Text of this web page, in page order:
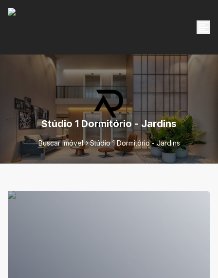
Stúdio 1 Dormitório - Jardins
Buscar imóvel Stúdio 1 Dormitório - Jardins